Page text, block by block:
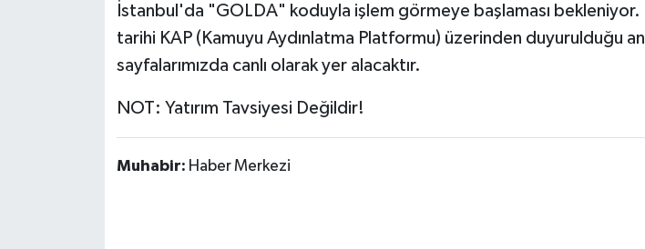
İstanbul'da "GOLDA" koduyla işlem görmeye başlaması bekleniyor.
tarihi KAP (Kamuyu Aydınlatma Platformu) üzerinden duyurulduğu
sayfalarımızda canlı olarak yer alacaktır.
NOT: Yatırım Tavsiyesi Değildir!
Muhabir: Haber Merkezi